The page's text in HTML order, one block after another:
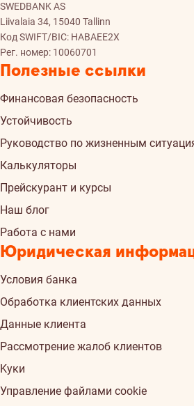
SWEDBANK AS
Liivalaia 34, 15040 Tallinn
Код SWIFT/BIC: HABAEE2X
Рег. номер: 10060701
Полезные ссылки
Финансовая безопасность
Устойчивость
Руководство по жизненным
Калькуляторы
Прейскурант и курсы
Наш блог
Работа с нами
Юридическая
Условия банка
Обработка клиентских данных
Данные клиента
Рассмотрение жалоб клиентов
Kуки
Управление файлами cookie